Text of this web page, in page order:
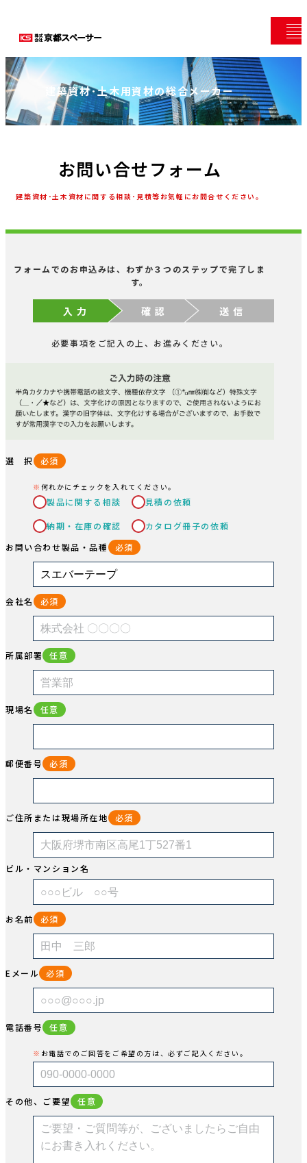
建築資材･土木用資材の総合メーカー
お問い合せフォーム
建築資材･土木資材に関する相談･見積等お気軽にお問合せください。
フォームでのお申込みは、わずか３つのステップで完了しま
す。
入 力 確 認 送 信
必要事項をご記入の上、お進みください。
選 択 必須
何れかにチェックを入れてください。
製品に関する相談 見積の依頼
納期・在庫の確認
カタログ冊子の依頼
お問い合わせ製品・品種
必須
会社名 必須
所属部署 任意
現場名 任意
郵便番号 必須
ご住所または現場所在地 必須
ビル・マンション名
お名前 必須
Eメール 必須
電話番号 任意
お電話でのご回答をご希望の方は、必ずご記入ください。
その他、ご要望 任意